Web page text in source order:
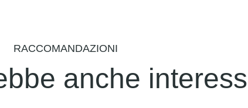
RACCOMANDAZIONI
anche